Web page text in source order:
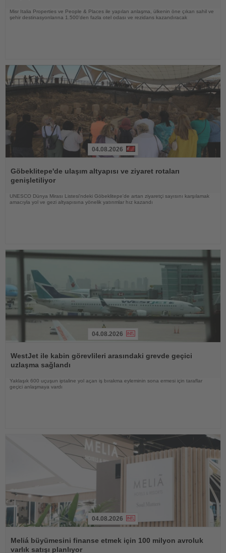
Misr Italia Properties ve People & Places ile yapılan anlaşma, ülkenin öne çıkan sahil ve
şehir destinasyonlarına 1.500'den fazla otel odası ve rezidans kazandıracak
Oku
04.08.2026
Göbeklitepe'de ulaşım altyapısı ve ziyaret rotaları
genişletiliyor
UNESCO Dünya Mirası Listesi'ndeki Göbeklitepe'de artan ziyaretçi sayısını karşılamak
amacıyla yol ve gezi altyapısına yönelik yatırımlar hız kazandı
Oku
04.08.2026
WestJet ile kabin görevlileri arasındaki grevde geçici
uzlaşma sağlandı
Yaklaşık 600 uçuşun iptaline yol açan iş bırakma eyleminin sona ermesi için taraflar
geçici anlaşmaya vardı
Oku
04.08.2026
Meliá büyümesini finanse etmek için 100 milyon avroluk
varlık satışı planlıyor